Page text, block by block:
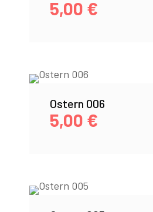
5,00 €
Ostern 006
5,00 €